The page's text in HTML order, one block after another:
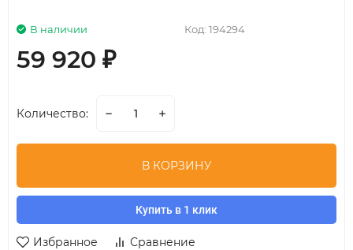
Код: 194294
В наличии
59 920 ₽
Количество:
В КОРЗИНУ
Купить в 1 клик
Избранное
Сравнение